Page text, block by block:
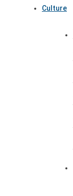
Culture